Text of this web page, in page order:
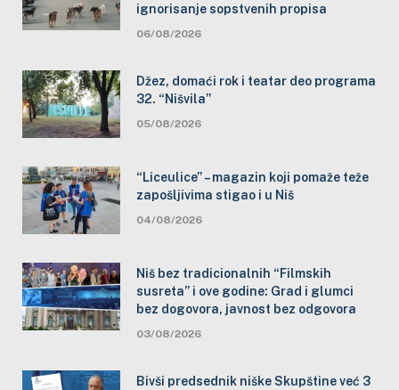
ignorisanje sopstvenih propisa
06/08/2026
Džez, domaći rok i teatar deo programa
32. “Nišvila”
05/08/2026
“Liceulice” – magazin koji pomaže teže
zapošljivima stigao i u Niš
04/08/2026
Niš bez tradicionalnih “Filmskih
susreta” i ove godine: Grad i glumci
bez dogovora, javnost bez odgovora
03/08/2026
Bivši predsednik niške Skupštine već 3